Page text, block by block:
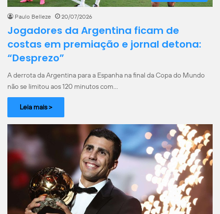
Paulo Belleze 20/07/2026
Jogadores da Argentina ficam de
costas em premiação e jornal detona:
“Desprezo”
A derrota da Argentina para a Espanha na final da Copa do Mundo
não se limitou aos 120 minutos com…
Leia mais >